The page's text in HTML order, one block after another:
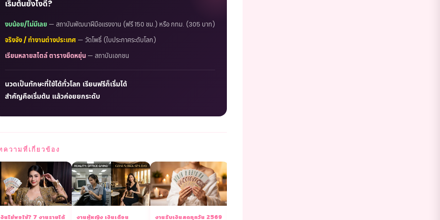
เริ่มต้นยังไงดี?
งบน้อย/ไม่มีเลย — สถาบันพัฒนาฝีมือแรงงาน (ฟรี 150 ชม.) หรือ กทม. (305 บาท)
จริงจัง / ทำงานต่างประเทศ — วัดโพธิ์ (ใบประกาศระดับโลก)
เรียนหลายสไตล์ ตารางยืดหยุ่น — สถาบันเอกชน
นวดเป็นทักษะที่ใช้ได้ทั่วโลก เรียนฟรีก็เริ่มได้
สำคัญคือเริ่มต้น แล้วค่อยยกระดับ
ความที่เกี่ยวข้อง
งินไม่พอใช้? 7 งานรายได้ งานผู้หญิง เงินเดือน งานรับเงินสดทุกวัน 2569